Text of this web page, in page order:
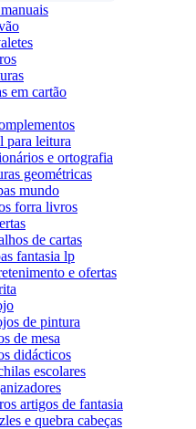
em cartão
para leitura
e ortografia
geométricas
mundo
forra livros
de cartas
fantasia lp
e ofertas
de pintura
de mesa
didácticos
escolares
artigos de fantasia
e quebra cabeças